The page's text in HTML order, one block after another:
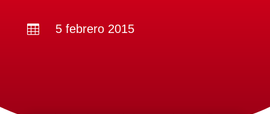
 5 febrero 2015